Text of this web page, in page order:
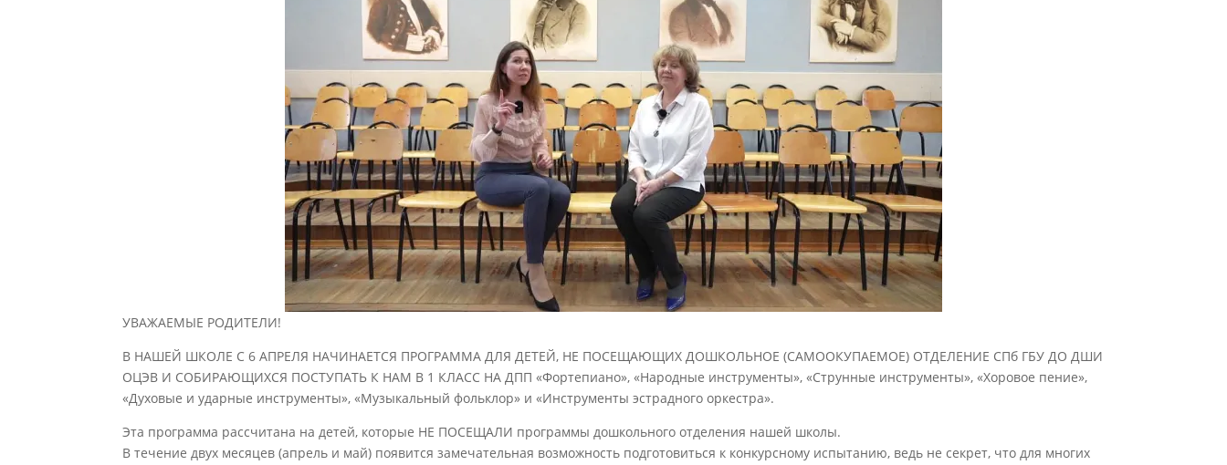
УВАЖАЕМЫЕ РОДИТЕЛИ!
В НАШЕЙ ШКОЛЕ С 6 АПРЕЛЯ НАЧИНАЕТСЯ ПРОГРАММА ДЛЯ ДЕТЕЙ, НЕ ПОСЕЩАЮЩИХ ДОШКОЛЬНОЕ (САМООКУПАЕМОЕ) ОТДЕЛЕНИЕ СПб ГБУ ДО ДШИ
ОЦЭВ И СОБИРАЮЩИХСЯ ПОСТУПАТЬ К НАМ В 1 КЛАСС НА ДПП «Фортепиано», «Народные инструменты», «Струнные инструменты», «Хоровое пение»,
«Духовые и ударные инструменты», «Музыкальный фольклор» и «Инструменты эстрадного оркестра».
Эта программа рассчитана на детей, которые НЕ ПОСЕЩАЛИ программы дошкольного отделения нашей школы.
В течение двух месяцев (апрель и май) появится замечательная возможность подготовиться к конкурсному испытанию, ведь не секрет, что для многих